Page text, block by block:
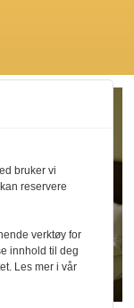
bruker vi
reservere
verktøy for
innhold til deg
Les mer i vår